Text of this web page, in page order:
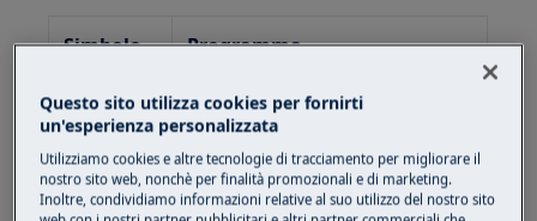
Simbolo Programma
Lavaggio caldo a max 95°C,
programma normale
Lavaggio caldo a max 60°C,
Questo sito utilizza cookies per fornirti
un'esperienza personalizzata
Utilizziamo cookies e altre tecnologie di tracciamento per migliorare il
nostro sito web, nonchè per finalità promozionali e di marketing.
Inoltre, condividiamo informazioni relative al suo utilizzo del nostro sito